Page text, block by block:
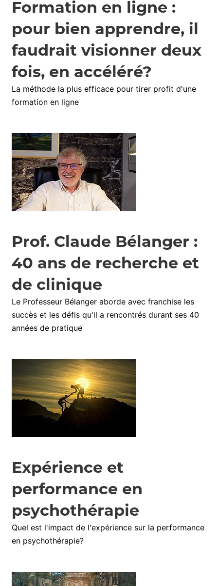
Formation en ligne :
pour bien apprendre, il
faudrait visionner deux
fois, en accéléré?
La méthode la plus efficace pour tirer profit d'une
formation en ligne
Prof. Claude Bélanger :
40 ans de recherche et
de clinique
Le Professeur Bélanger aborde avec franchise les
succès et les défis qu'il a rencontrés durant ses 40
années de pratique
Expérience et
performance en
psychothérapie
Quel est l'impact de l'expérience sur la performance
en psychothérapie?